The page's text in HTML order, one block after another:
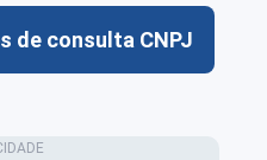
de consulta CNPJ